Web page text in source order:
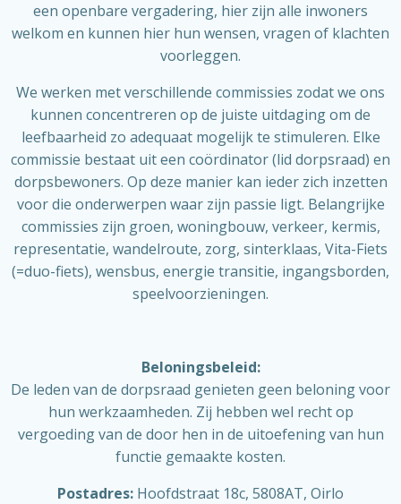
een openbare vergadering, hier zijn alle inwoners
welkom en kunnen hier hun wensen, vragen of klachten
voorleggen.
We werken met verschillende commissies zodat we ons
kunnen concentreren op de juiste uitdaging om de
leefbaarheid zo adequaat mogelijk te stimuleren. Elke
commissie bestaat uit een coördinator (lid dorpsraad) en
dorpsbewoners. Op deze manier kan ieder zich inzetten
voor die onderwerpen waar zijn passie ligt. Belangrijke
commissies zijn groen, woningbouw, verkeer, kermis,
representatie, wandelroute, zorg, sinterklaas, Vita-Fiets
(=duo-fiets), wensbus, energie transitie, ingangsborden,
speelvoorzieningen.
Beloningsbeleid:
De leden van de dorpsraad genieten geen beloning voor
hun werkzaamheden. Zij hebben wel recht op
vergoeding van de door hen in de uitoefening van hun
functie gemaakte kosten.
Postadres: Hoofdstraat 18c, 5808AT, Oirlo